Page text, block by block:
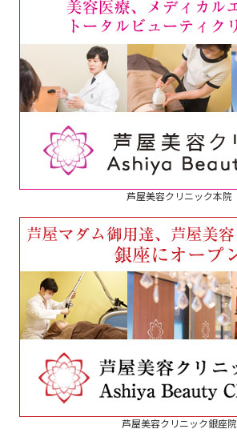
芦屋美容クリニック本院
芦屋美容クリニック銀座院